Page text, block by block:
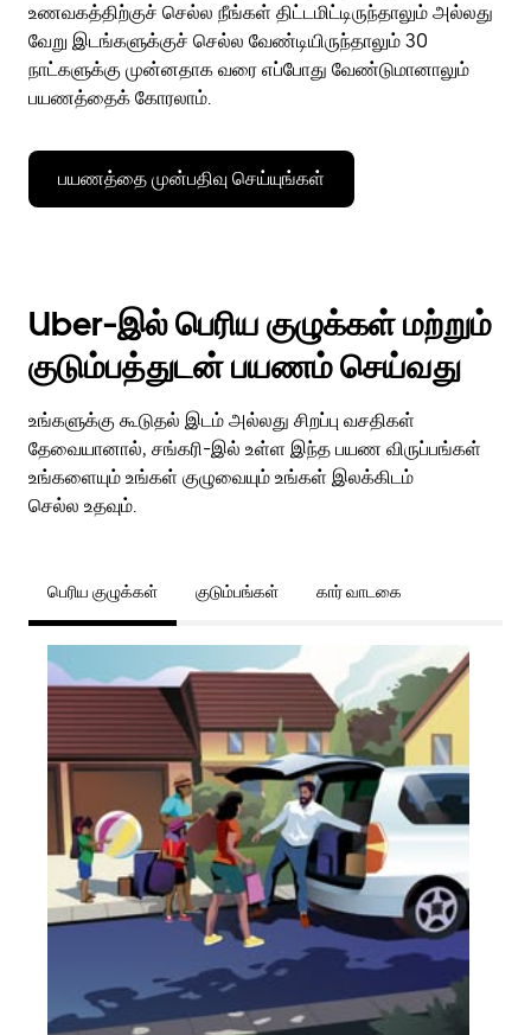
உணவகத்திற்குச் செல்ல நீங்கள் திட்டமிட்டிருந்தாலும் அல்லது
வேறு இடங்களுக்குச் செல்ல வேண்டியிருந்தாலும் 30
நாட்களுக்கு முன்னதாக வரை எப்போது வேண்டுமானாலும்
பயணத்தைக் கோரலாம்.
பயணத்தை முன்பதிவு செய்யுங்கள்
Uber-இல் பெரிய குழுக்கள் மற்றும்
குடும்பத்துடன் பயணம் செய்வது
உங்களுக்கு கூடுதல் இடம் அல்லது சிறப்பு வசதிகள்
தேவையானால், சங்கரி-இல் உள்ள இந்த பயண விருப்பங்கள்
உங்களையும் உங்கள் குழுவையும் உங்கள் இலக்கிடம்
செல்ல உதவும்.
பெரிய குழுக்கள் குடும்பங்கள் கார் வாடகை